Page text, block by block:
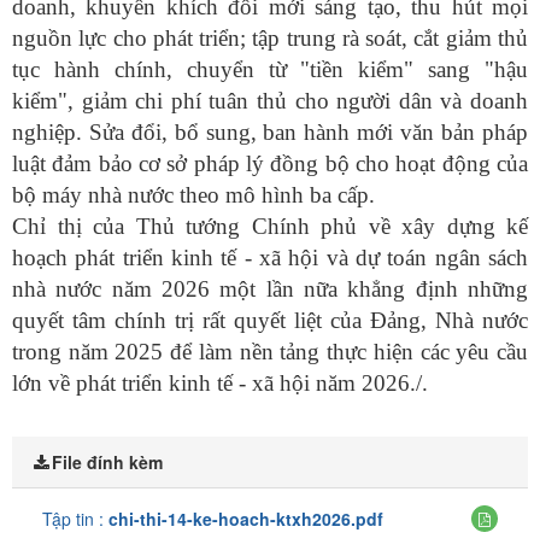
doanh, khuyến khích đổi mới sáng tạo, thu hút mọi
nguồn lực cho phát triển; tập trung rà soát, cắt giảm thủ
tục hành chính, chuyển từ "tiền kiểm" sang "hậu
kiểm", giảm chi phí tuân thủ cho người dân và doanh
nghiệp. Sửa đổi, bổ sung, ban hành mới văn bản pháp
luật đảm bảo cơ sở pháp lý đồng bộ cho hoạt động của
bộ máy nhà nước theo mô hình ba cấp.
Chỉ thị của Thủ tướng Chính phủ về xây dựng kế
hoạch phát triển kinh tế - xã hội và dự toán ngân sách
nhà nước năm 2026 một lần nữa khẳng định những
quyết tâm chính trị rất quyết liệt của Đảng, Nhà nước
trong năm 2025 để làm nền tảng thực hiện các yêu cầu
lớn về phát triển kinh tế - xã hội năm 2026./.
File đính kèm
Tập tin : chi-thi-14-ke-hoach-ktxh2026.pdf